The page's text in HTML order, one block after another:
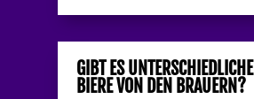
GIBT ES UNTERSCHIEDLICHE
BIERE VON DEN BRAUERN?